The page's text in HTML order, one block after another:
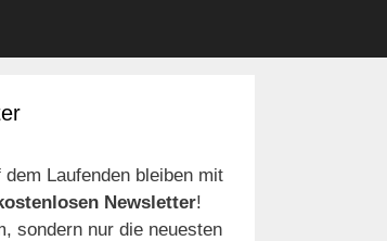
dem Laufenden bleiben mit
Newsletter!
sondern nur die neuesten